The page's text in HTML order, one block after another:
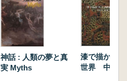
神話 : 人類の夢と真
実 Myths
漆で描かれ
世界 中国古